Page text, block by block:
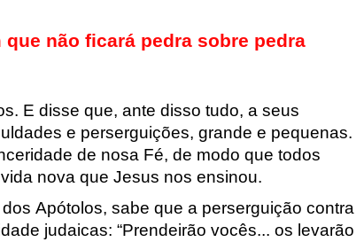
não ficará pedra sobre pedra
E disse que, ante disso tudo, a seus
e perserguições, grande e pequenas.
de nosa Fé, de modo que todos
nova que Jesus nos ensinou.
Apótolos, sabe que a perserguição contra
judaicas: “Prendeirão vocês... os levarão